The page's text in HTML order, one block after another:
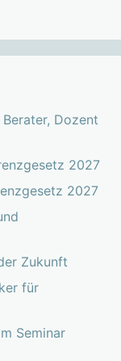
Dozent
2027
2027
Zukunft
für
Seminar